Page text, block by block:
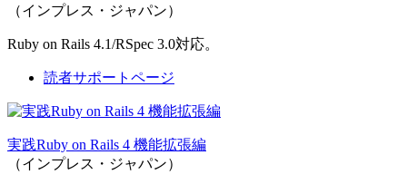
（インプレス・ジャパン）
Ruby on Rails 4.1/RSpec 3.0対応。
読者サポートページ
実践Ruby on Rails 4 機能拡張編
（インプレス・ジャパン）